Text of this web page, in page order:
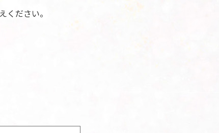
ださい。